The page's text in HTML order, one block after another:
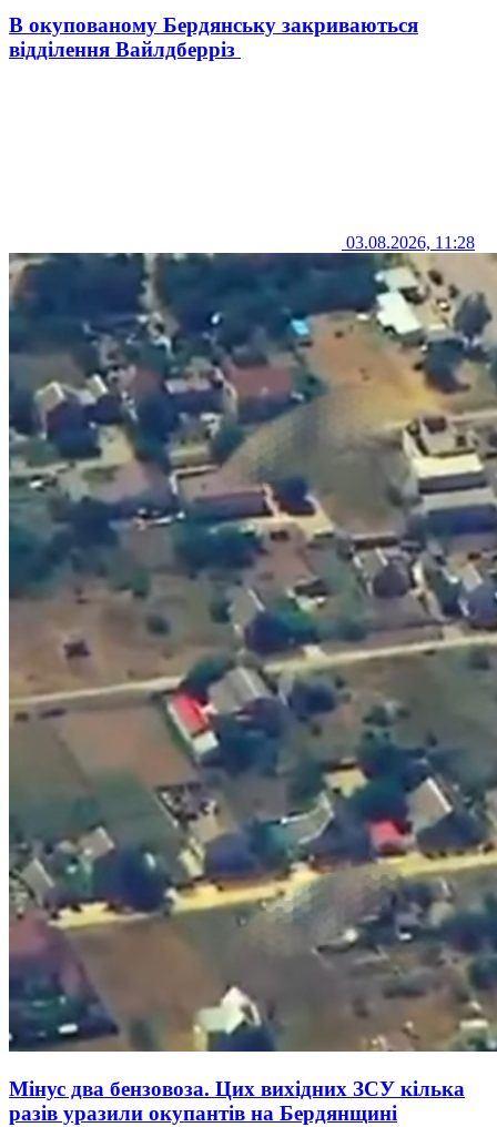
В окупованому Бердянську закриваються
відділення Вайлдберріз
03.08.2026, 11:28
Мінус два бензовоза. Цих вихідних ЗСУ кілька
разів уразили окупантів на Бердянщині